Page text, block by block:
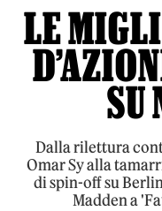
LE
SU
Dalla rilettura
Omar Sy alla
di spin-off su
Madden a